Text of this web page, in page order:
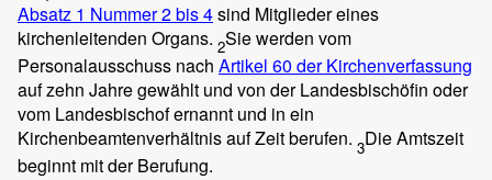
Absatz 1 Nummer 2 bis 4sind Mitglieder eines
kirchenleitenden Organs. 2Sie werden vom
Personalausschuss nach Artikel 60 der Kirchenverfassung
auf zehn Jahre gewählt und von der Landesbischöfin oder
vom Landesbischof ernannt und in ein
Kirchenbeamtenverhältnis auf Zeit berufen. 3Die Amtszeit
beginnt mit der Berufung.